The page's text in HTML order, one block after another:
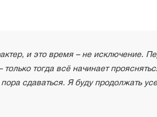
и это время – не исключение.
тогда всё начинает
пора сдаваться. Я буду продолжать